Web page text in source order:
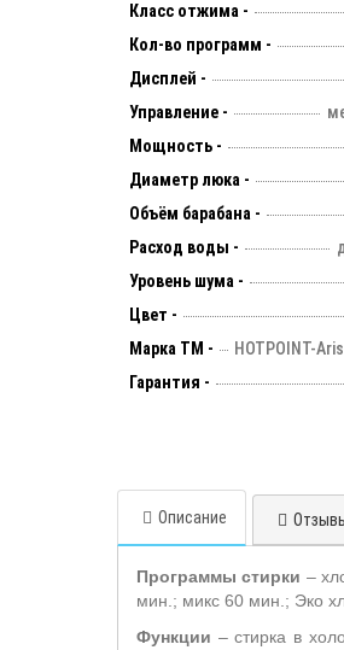
Класс отжима -
Кол-во программ -
Дисплей -
Управление -
Мощность -
Диаметр люка -
Объём барабана -
Расход воды -
Уровень шума -
Цвет -
Марка ТМ -
HOTPOINT-
Гарантия -
Описание
Программы стирки –
мин.; микс 60 мин.; Эко
Функции – стирка в